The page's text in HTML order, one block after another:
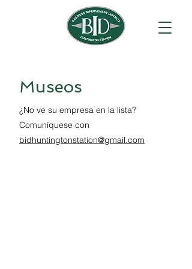
Museos
¿No ve su empresa en la lista?
Comuníquese con
bidhuntingtonstation@gmail.com